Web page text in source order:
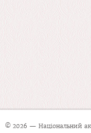
© 2026 — Національний